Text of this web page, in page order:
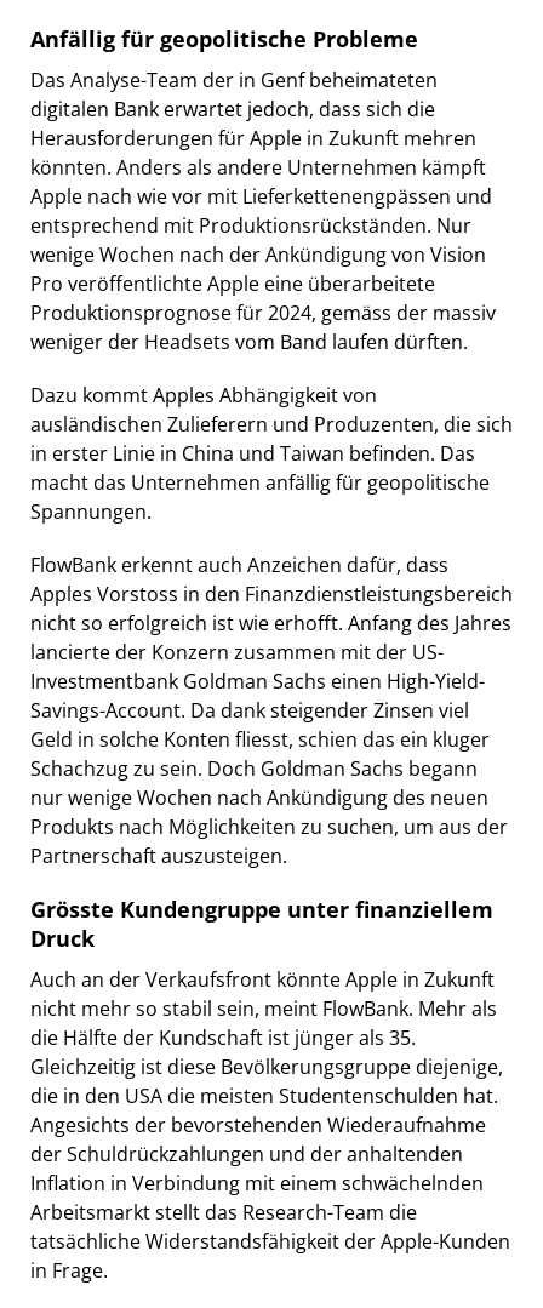
Anfällig für geopolitische Probleme
Das Analyse-Team der in Genf beheimateten
digitalen Bank erwartet jedoch, dass sich die
Herausforderungen für Apple in Zukunft mehren
könnten. Anders als andere Unternehmen kämpft
Apple nach wie vor mit Lieferkettenengpässen und
entsprechend mit Produktionsrückständen. Nur
wenige Wochen nach der Ankündigung von Vision
Pro veröffentlichte Apple eine überarbeitete
Produktionsprognose für 2024, gemäss der massiv
weniger der Headsets vom Band laufen dürften.
Dazu kommt Apples Abhängigkeit von
ausländischen Zulieferern und Produzenten, die sich
in erster Linie in China und Taiwan befinden. Das
macht das Unternehmen anfällig für geopolitische
Spannungen.
FlowBank erkennt auch Anzeichen dafür, dass
Apples Vorstoss in den Finanzdienstleistungsbereich
nicht so erfolgreich ist wie erhofft. Anfang des Jahres
lancierte der Konzern zusammen mit der US-
Investmentbank Goldman Sachs einen High-Yield-
Savings-Account. Da dank steigender Zinsen viel
Geld in solche Konten fliesst, schien das ein kluger
Schachzug zu sein. Doch Goldman Sachs begann
nur wenige Wochen nach Ankündigung des neuen
Produkts nach Möglichkeiten zu suchen, um aus der
Partnerschaft auszusteigen.
Grösste Kundengruppe unter finanziellem
Druck
Auch an der Verkaufsfront könnte Apple in Zukunft
nicht mehr so stabil sein, meint FlowBank. Mehr als
die Hälfte der Kundschaft ist jünger als 35.
Gleichzeitig ist diese Bevölkerungsgruppe diejenige,
die in den USA die meisten Studentenschulden hat.
Angesichts der bevorstehenden Wiederaufnahme
der Schuldrückzahlungen und der anhaltenden
Inflation in Verbindung mit einem schwächelnden
Arbeitsmarkt stellt das Research-Team die
tatsächliche Widerstandsfähigkeit der Apple-Kunden
in Frage.